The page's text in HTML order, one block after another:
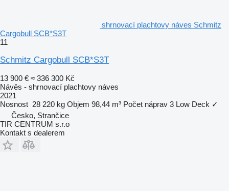
shrnovací plachtovy náves Schmitz
Cargobull SCB*S3T
11
Schmitz Cargobull SCB*S3T
13 900 € ≈ 336 300 Kč
Návěs - shrnovací plachtovy náves
2021
Nosnost 28 220 kg Objem 98,44 m³ Počet náprav 3 Low Deck ✓
Česko, Strančice
TIR CENTRUM s.r.o
Kontakt s dealerem